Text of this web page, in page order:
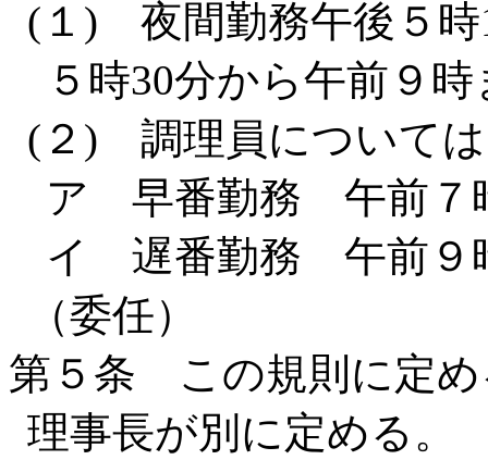
(１) 夜間勤務午後５時
５時30分から午前９
(２) 調理員について
ア 早番勤務 午前７
イ 遅番勤務 午前９
（委任）
第５条 この規則に定め
理事長が別に定める。